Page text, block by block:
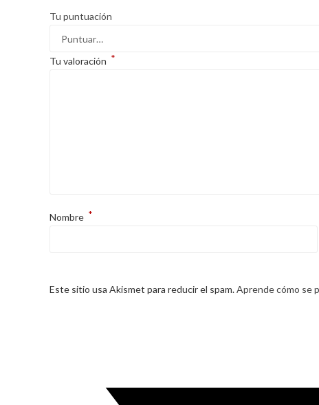
Tu puntuación
Tu valoración *
Nombre *
Este sitio usa Akismet para reducir el spam.Aprende cómo se